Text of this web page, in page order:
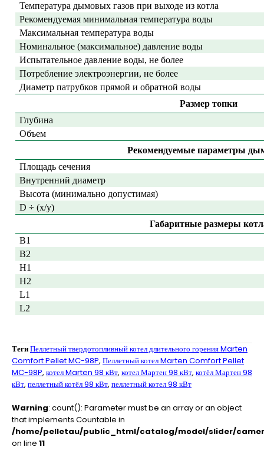
Температура дымовых газов при выходе из котла
Рекомендуемая минимальная температура воды
Максимальная температура воды
Номинальное (максимальное) давление воды
Испытательное давление воды, не более
Потребление электроэнергии, не более
Диаметр патрубков прямой и обратной воды
Размер топки
Глубина
Объем
Рекомендуемые параметры
Площадь сечения
Внутренний диаметр
Высота (минимально допустимая)
D ÷ (x/y)
Габаритные размеры
B1
B2
H1
H2
L1
L2
ТегиПеллетный твердотопливный котел длительного горения Marten
Comfort Pellet MC-98P, Пеллетный котел Marten Comfort Pellet
MC-98P, котел Marten 98 кВт, котел Мартен 98 кВт, котёл Мартен 98
кВт, пеллетный котёл 98 кВт, пеллетный котел 98 кВт
Warning: count(): Parameter must be an array or an object
that implements Countable in
/home/pelletau/public_html/catalog/model/slider/
on line 11